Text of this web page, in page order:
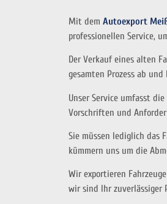
Mit dem Autoexport
professionellen Service,
Der Verkauf eines alten
gesamten Prozess ab
Unser Service umfasst
Vorschriften und
Sie müssen lediglich das
kümmern uns um die
Wir exportieren
wir sind Ihr zuverlässiger